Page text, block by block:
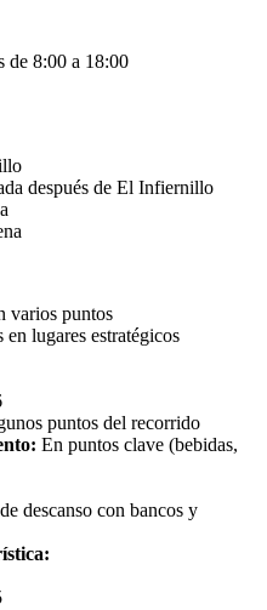
de 8:00 a 18:00
después de El Infiernillo
varios puntos
en lugares estratégicos
puntos del recorrido
En puntos clave (bebidas,
descanso con bancos y